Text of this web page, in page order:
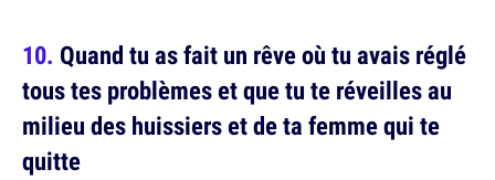
Quand tu as fait un rêve où tu avais réglé
tous tes problèmes et que tu te réveilles au
milieu des huissiers et de ta femme qui te
quitte